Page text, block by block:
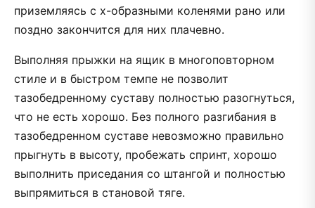
приземляясь с x-образными коленями рано или
поздно закончится для них плачевно.
Выполняя прыжки на ящик в многоповторном
стиле и в быстром темпе не позволит
тазобедренному суставу полностью разогнуться,
что не есть хорошо. Без полного разгибания в
тазобедренном суставе невозможно правильно
прыгнуть в высоту, пробежать спринт, хорошо
выполнить приседания со штангой и полностью
выпрямиться в становой тяге.